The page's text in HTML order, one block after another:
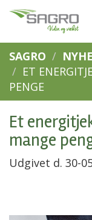
SAGRO
ET
PENGE
Et
mange
Udgivet d. 30-